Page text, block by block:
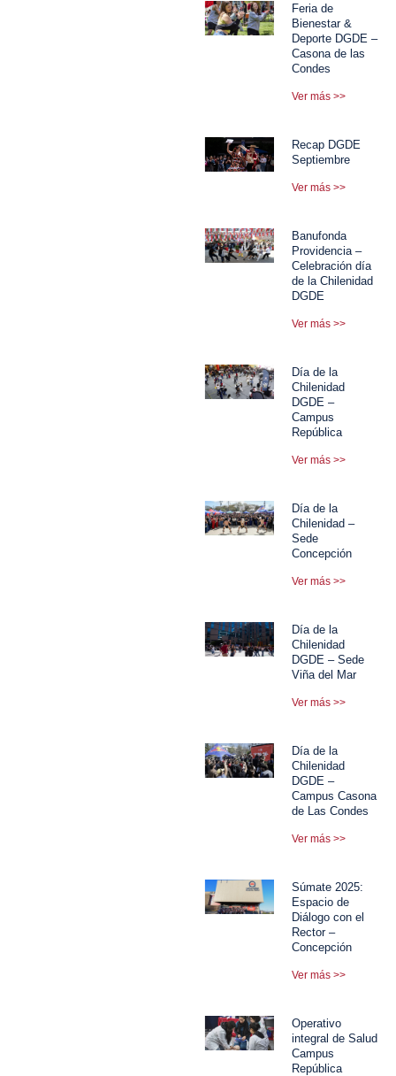
Feria de
Bienestar &
Deporte DGDE –
Casona de las
Condes
Ver más >>
Recap DGDE
Septiembre
Ver más >>
Banufonda
Providencia –
Celebración día
de la Chilenidad
DGDE
Ver más >>
Día de la
Chilenidad
DGDE –
Campus
República
Ver más >>
Día de la
Chilenidad –
Sede
Concepción
Ver más >>
Día de la
Chilenidad
DGDE – Sede
Viña del Mar
Ver más >>
Día de la
Chilenidad
DGDE –
Campus Casona
de Las Condes
Ver más >>
Súmate 2025:
Espacio de
Diálogo con el
Rector –
Concepción
Ver más >>
Operativo
integral de Salud
Campus
República